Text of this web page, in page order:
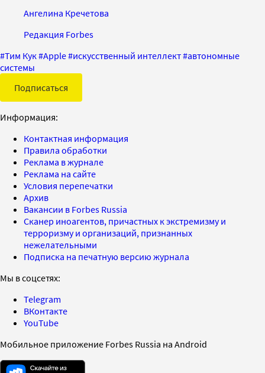
Ангелина Кречетова
Редакция Forbes
#Тим Кук#Apple#искусственный интеллект#автономные
системы
Подписаться
Информация:
Контактная информация
Правила обработки
Реклама в журнале
Реклама на сайте
Условия перепечатки
Архив
Вакансии в Forbes Russia
Сканер иноагентов, причастных к экстремизму и
терроризму и организаций, признанных
нежелательными
Подписка на печатную версию журнала
Мы в соцсетях:
Telegram
ВКонтакте
YouTube
Мобильное приложение Forbes Russia на Android